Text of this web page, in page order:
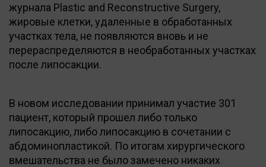
журнала Plastic and Reconstructive Surgery,
жировые клетки, удаленные в обработанных
участках тела, не появляются вновь и не
перераспределяются в необработанных участках
после липосакции.
В новом исследовании принимал участие 301
пациент, который прошел либо только
липосакцию, либо липосакцию в сочетании с
абдоминопластикой. По итогам хирургического
вмешательства не было замечено никаких